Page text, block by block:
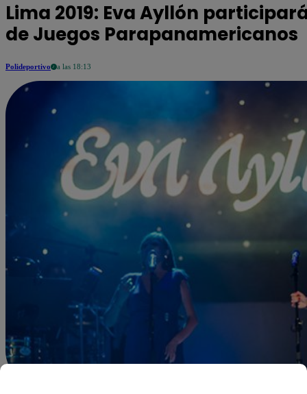
Lima 2019: Eva Ayllón
de Juegos Parapanamericanos
Polideportivo a las 18:13